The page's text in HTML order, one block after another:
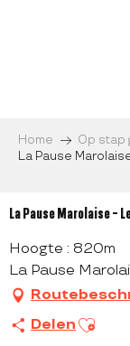
Home Op stap
La Pause
La Pause Marolaise -
Hoogte : 820m
La Pause
Delen Ajouter